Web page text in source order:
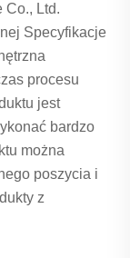
Co., Ltd.
Specyfikacje
procesu
jest
bardzo
można
poszycia i
z